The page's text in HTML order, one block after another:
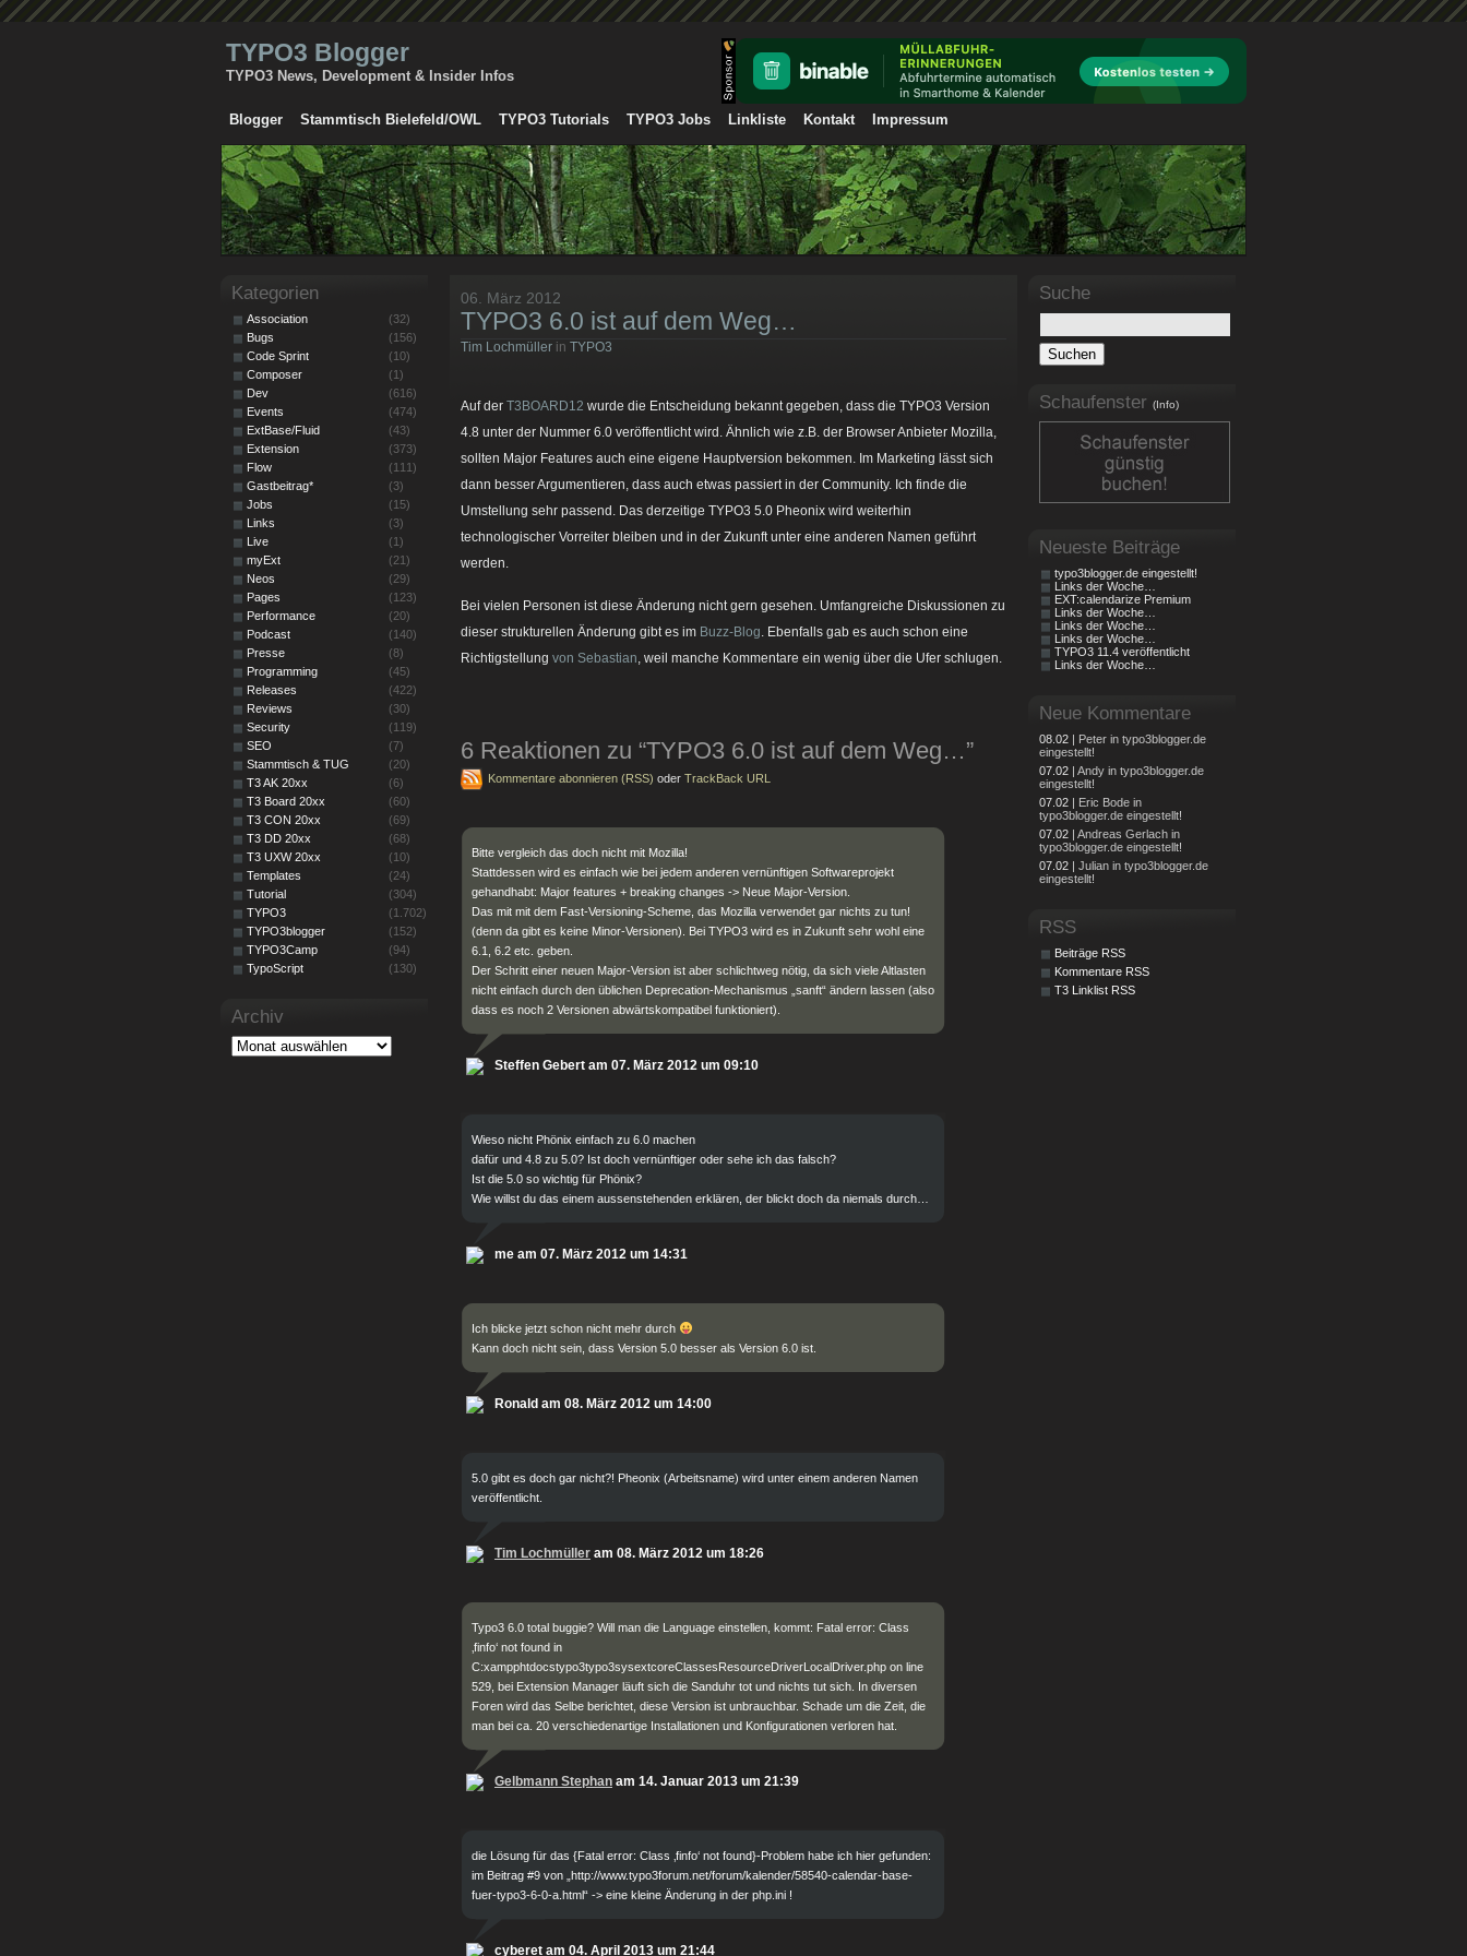
TYPO3 Blogger
TYPO3 News, Development & Insider Infos
Blogger Stammtisch Bielefeld/OWL TYPO3 Tutorials TYPO3 Jobs Linkliste Kontakt Impressum
06. März 2012
TYPO3 6.0 ist auf dem Weg…
Tim Lochmüller in TYPO3
Auf der T3BOARD12 wurde die Entscheidung bekannt gegeben, dass die TYPO3 Version
4.8 unter der Nummer 6.0 veröffentlicht wird. Ähnlich wie z.B. der Browser Anbieter Mozilla,
sollten Major Features auch eine eigene Hauptversion bekommen. Im Marketing lässt sich
dann besser Argumentieren, dass auch etwas passiert in der Community. Ich finde die
Umstellung sehr passend. Das derzeitige TYPO3 5.0 Pheonix wird weiterhin
technologischer Vorreiter bleiben und in der Zukunft unter eine anderen Namen geführt
werden.
Bei vielen Personen ist diese Änderung nicht gern gesehen. Umfangreiche Diskussionen zu
dieser strukturellen Änderung gibt es im Buzz-Blog. Ebenfalls gab es auch schon eine
Richtigstellung von Sebastian, weil manche Kommentare ein wenig über die Ufer schlugen.
6 Reaktionen zu “TYPO3 6.0 ist auf dem Weg…”
Kommentare abonnieren (RSS) oder TrackBack URL
Bitte vergleich das doch nicht mit Mozilla!
Stattdessen wird es einfach wie bei jedem anderen vernünftigen Softwareprojekt
gehandhabt: Major features + breaking changes -> Neue Major-Version.
Das mit mit dem Fast-Versioning-Scheme, das Mozilla verwendet gar nichts zu tun!
(denn da gibt es keine Minor-Versionen). Bei TYPO3 wird es in Zukunft sehr wohl eine
6.1, 6.2 etc. geben.
Der Schritt einer neuen Major-Version ist aber schlichtweg nötig, da sich viele Altlasten
nicht einfach durch den üblichen Deprecation-Mechanismus „sanft“ ändern lassen (also
dass es noch 2 Versionen abwärtskompatibel funktioniert).
Steffen Gebert am 07. März 2012 um 09:10
Wieso nicht Phönix einfach zu 6.0 machen
dafür und 4.8 zu 5.0? Ist doch vernünftiger oder sehe ich das falsch?
Ist die 5.0 so wichtig für Phönix?
Wie willst du das einem aussenstehenden erklären, der blickt doch da niemals durch…
me am 07. März 2012 um 14:31
Ich blicke jetzt schon nicht mehr durch
Kann doch nicht sein, dass Version 5.0 besser als Version 6.0 ist.
Ronald am 08. März 2012 um 14:00
5.0 gibt es doch gar nicht?! Pheonix (Arbeitsname) wird unter einem anderen Namen
veröffentlicht.
Tim Lochmüller am 08. März 2012 um 18:26
Typo3 6.0 total buggie? Will man die Language einstellen, kommt: Fatal error: Class
‚finfo‘ not found in
C:xampphtdocstypo3typo3sysextcoreClassesResourceDriverLocalDriver.php on line
529, bei Extension Manager läuft sich die Sanduhr tot und nichts tut sich. In diversen
Foren wird das Selbe berichtet, diese Version ist unbrauchbar. Schade um die Zeit, die
man bei ca. 20 verschiedenartige Installationen und Konfigurationen verloren hat.
Gelbmann Stephan am 14. Januar 2013 um 21:39
die Lösung für das {Fatal error: Class ‚finfo‘ not found}-Problem habe ich hier gefunden:
im Beitrag #9 von „http://www.typo3forum.net/forum/kalender/58540-calendar-base-
fuer-typo3-6-0-a.html“ -> eine kleine Änderung in der php.ini !
cyberet am 04. April 2013 um 21:44
Suche
Schaufenster (Info)
Neueste Beiträge
typo3blogger.de eingestellt!
Links der Woche…
EXT:calendarize Premium
Links der Woche…
Links der Woche…
Links der Woche…
TYPO3 11.4 veröffentlicht
Links der Woche…
Neue Kommentare
08.02 | Peter in typo3blogger.de
eingestellt!
07.02 | Andy in typo3blogger.de
eingestellt!
07.02 | Eric Bode in
typo3blogger.de eingestellt!
07.02 | Andreas Gerlach in
typo3blogger.de eingestellt!
07.02 | Julian in typo3blogger.de
eingestellt!
RSS
Beiträge RSS
Kommentare RSS
T3 Linklist RSS
Kategorien
Association
(32)
Bugs
(156)
Code Sprint
(10)
Composer
(1)
Dev
(616)
Events
(474)
ExtBase/Fluid
(43)
Extension
(373)
Flow
(111)
Gastbeitrag*
(3)
Jobs
(15)
Links
(3)
Live
(1)
myExt
(21)
Neos
(29)
Pages
(123)
Performance
(20)
Podcast
(140)
Presse
(8)
Programming
(45)
Releases
(422)
Reviews
(30)
Security
(119)
SEO
(7)
Stammtisch & TUG
(20)
T3 AK 20xx
(6)
T3 Board 20xx
(60)
T3 CON 20xx
(69)
T3 DD 20xx
(68)
T3 UXW 20xx
(10)
Templates
(24)
Tutorial
(304)
TYPO3
(1.702)
TYPO3blogger
(152)
TYPO3Camp
(94)
TypoScript
(130)
Archiv